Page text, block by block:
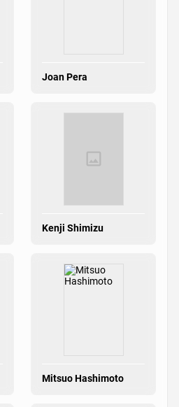
Joan Pera
Kenji Shimizu
Mitsuo Hashimoto